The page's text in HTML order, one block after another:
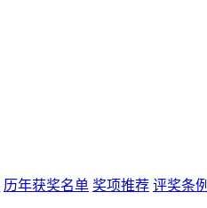
历年获奖名单 奖项推荐 评奖条例